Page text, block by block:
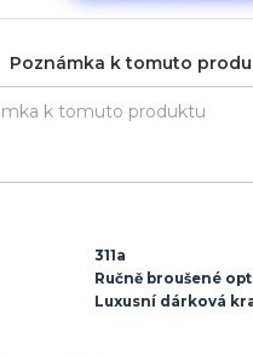
Poznámka k tomuto
311a
Ručně broušené
Luxusní dárková